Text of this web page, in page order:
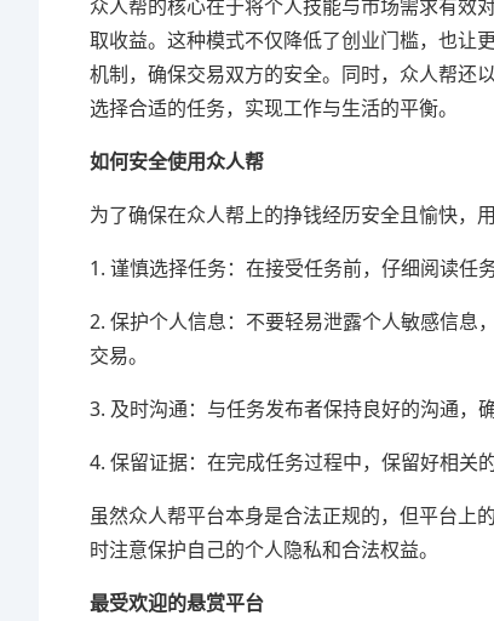
众人帮的核心在于将个人技能与市场需求有效
取收益。这种模式不仅降低了创业门槛，也让
机制，确保交易双方的安全。同时，众人帮还
选择合适的任务，实现工作与生活的平衡。
如何安全使用众人帮
为了确保在众人帮上的挣钱经历安全且愉快，
1. 谨慎选择任务：在接受任务前，仔细阅读任
2. 保护个人信息：不要轻易泄露个人敏感信息
交易。
3. 及时沟通：与任务发布者保持良好的沟通，
4. 保留证据：在完成任务过程中，保留好相关
虽然众人帮平台本身是合法正规的，但平台上
时注意保护自己的个人隐私和合法权益。
最受欢迎的悬赏平台